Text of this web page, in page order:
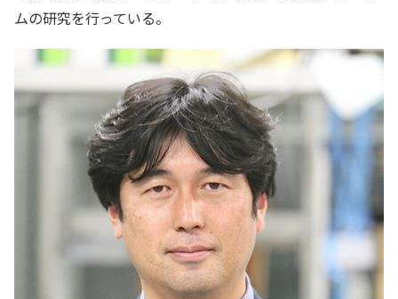
ムの研究を行っている。